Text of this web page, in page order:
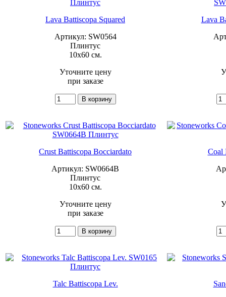
Lava Battiscopa Squared
Артикул: SW0564
Плинтус
10x60 см.
Уточните цену
при заказе
Lava
Crust Battiscopa Bocciardato
Артикул: SW0664B
Плинтус
10x60 см.
Уточните цену
при заказе
Coal
Talc Battiscopa Lev.